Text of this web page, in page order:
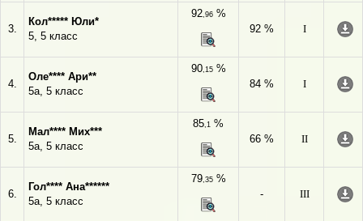
3.
Кол***** Юли*
5, 5 класс
92,96%
92 %
I
4.
Оле**** Ари**
5а, 5 класс
90,15%
84 %
I
5.
Мал**** Мих***
5а, 5 класс
85,1 %
66 %
II
6.
Гол**** Ана******
5а, 5 класс
79,35%
-
III